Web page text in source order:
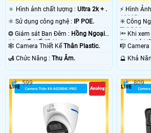
🔅 Hình ảnh chất lượng : Ultra 2k + .
⚛️ Sử dụng công nghệ : IP POE.
❂ Giám sát Ban Đêm : Hồng Ngoại
30m Kết Nối Từ Xa.
🕸️ Camera Thiết KếThân Plastic.
️🛃 Chức Năng : Thu Âm.
️⚡ Hình
1080P .
TVI BCS.
50m Có
🎼️
599 809